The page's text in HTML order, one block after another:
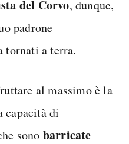
del Corvo, dunque,
padrone
tornati a terra.
al massimo è la
capacità di
sono barricate